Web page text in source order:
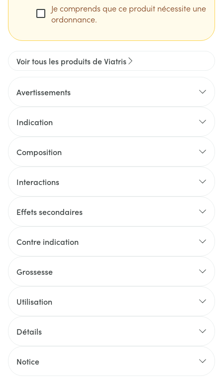
Je comprends que ce produit nécessite une
ordonnance.
Voir tous les produits de Viatris
Avertissements
Indication
Composition
Interactions
Effets secondaires
Contre indication
Grossesse
Utilisation
Détails
Notice